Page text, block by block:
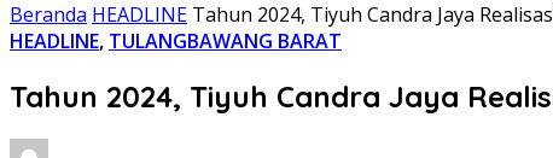
Beranda HEADLINE Tahun 2024, Tiyuh Candra Jaya
HEADLINE, TULANGBAWANG BARAT
Tahun 2024, Tiyuh Candra Jaya